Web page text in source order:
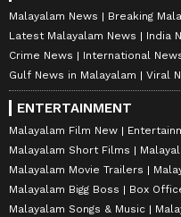
Malayalam News
Breaking
Latest Malayalam News
India
Crime News
International
Gulf News in Malayalam
Viral
ENTERTAINMENT
Malayalam Film New
Malayalam Short Films
Malayalam Movie Trailers
Malayalam Bigg Boss
Box
Malayalam Songs & Music